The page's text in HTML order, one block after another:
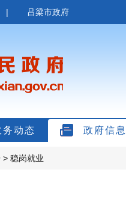
| 吕梁市政府
务动态 政府信
> 稳岗就业